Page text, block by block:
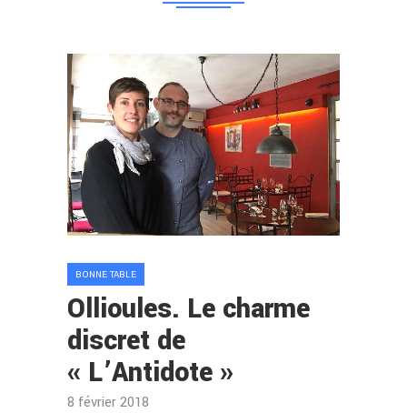
BONNE TABLE
Ollioules. Le charme
discret de
« L’Antidote »
8 février 2018